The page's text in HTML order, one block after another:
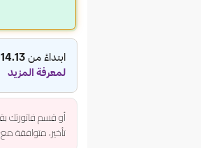
أو قسم فاتورتك
تأخير، متوافقة